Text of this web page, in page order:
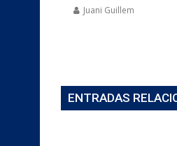
Juani Guillem
ENTRADAS